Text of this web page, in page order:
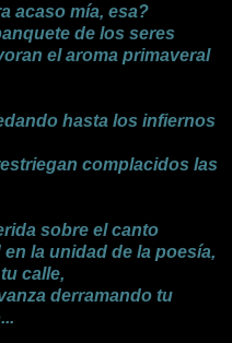
acaso mía, esa?
de los seres
el aroma primaveral
hasta los infiernos
complacidos las
sobre el canto
la unidad de la poesía,
calle,
derramando tu